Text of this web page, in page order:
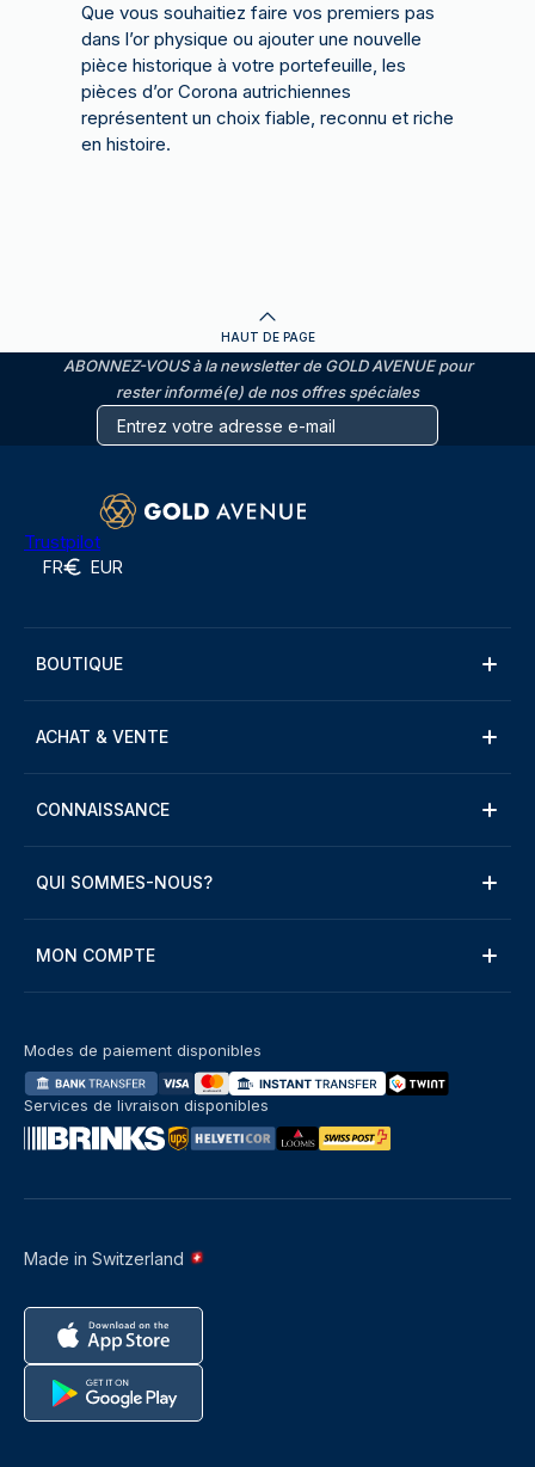
Que vous souhaitiez faire vos premiers pas
dans l’or physique ou ajouter une nouvelle
pièce historique à votre portefeuille, les
pièces d’or Corona autrichiennes
représentent un choix fiable, reconnu et riche
en histoire.
HAUT DE PAGE
ABONNEZ-VOUS à la newsletter de GOLD AVENUE pour
rester informé(e) de nos offres spéciales
Trustpilot
FR EUR
BOUTIQUE
ACHAT & VENTE
CONNAISSANCE
QUI SOMMES-NOUS?
MON COMPTE
Made in Switzerland
Modes de paiement disponibles
Services de livraison disponibles